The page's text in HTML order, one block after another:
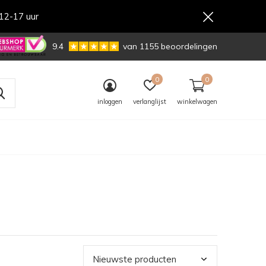
inloggen verlanglijst
0
winkelwagen
0
9.4 van 1155 beoordelingen
17 uur